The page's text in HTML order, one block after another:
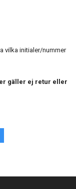
vilka initialer/nummer
gäller ej retur eller